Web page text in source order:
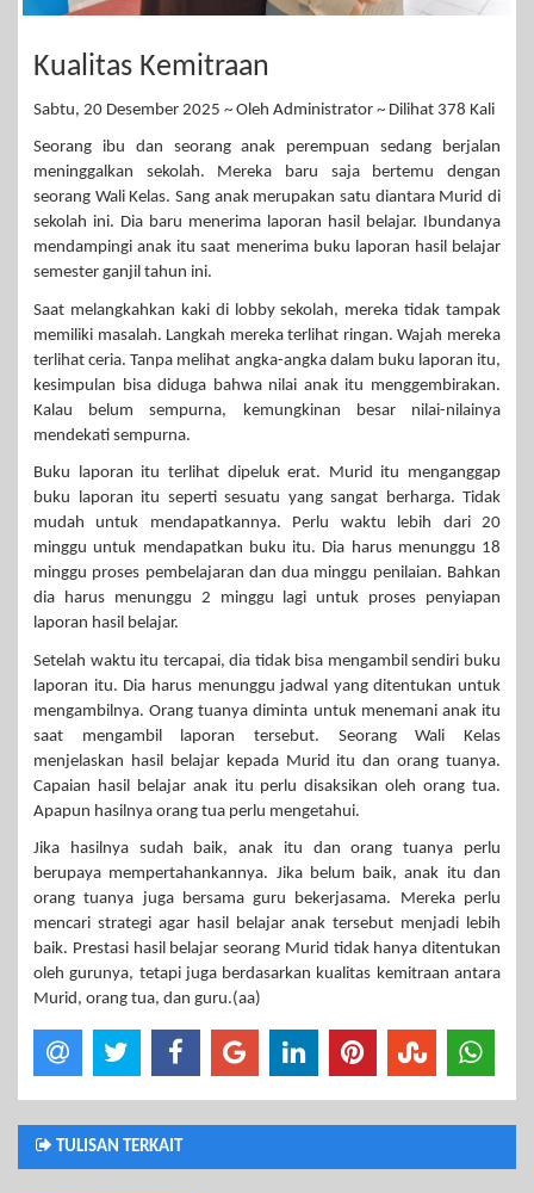
Kualitas Kemitraan
Sabtu, 20 Desember 2025 ~ Oleh Administrator ~ Dilihat 378 Kali
Seorang ibu dan seorang anak perempuan sedang berjalan
meninggalkan sekolah. Mereka baru saja bertemu dengan
seorang Wali Kelas. Sang anak merupakan satu diantara Murid di
sekolah ini. Dia baru menerima laporan hasil belajar. Ibundanya
mendampingi anak itu saat menerima buku laporan hasil belajar
semester ganjil tahun ini.
Saat melangkahkan kaki di lobby sekolah, mereka tidak tampak
memiliki masalah. Langkah mereka terlihat ringan. Wajah mereka
terlihat ceria. Tanpa melihat angka-angka dalam buku laporan itu,
kesimpulan bisa diduga bahwa nilai anak itu menggembirakan.
Kalau belum sempurna, kemungkinan besar nilai-nilainya
mendekati sempurna.
Buku laporan itu terlihat dipeluk erat. Murid itu menganggap
buku laporan itu seperti sesuatu yang sangat berharga. Tidak
mudah untuk mendapatkannya. Perlu waktu lebih dari 20
minggu untuk mendapatkan buku itu. Dia harus menunggu 18
minggu proses pembelajaran dan dua minggu penilaian. Bahkan
dia harus menunggu 2 minggu lagi untuk proses penyiapan
laporan hasil belajar.
Setelah waktu itu tercapai, dia tidak bisa mengambil sendiri buku
laporan itu. Dia harus menunggu jadwal yang ditentukan untuk
mengambilnya. Orang tuanya diminta untuk menemani anak itu
saat mengambil laporan tersebut. Seorang Wali Kelas
menjelaskan hasil belajar kepada Murid itu dan orang tuanya.
Capaian hasil belajar anak itu perlu disaksikan oleh orang tua.
Apapun hasilnya orang tua perlu mengetahui.
Jika hasilnya sudah baik, anak itu dan orang tuanya perlu
berupaya mempertahankannya. Jika belum baik, anak itu dan
orang tuanya juga bersama guru bekerjasama. Mereka perlu
mencari strategi agar hasil belajar anak tersebut menjadi lebih
baik. Prestasi hasil belajar seorang Murid tidak hanya ditentukan
oleh gurunya, tetapi juga berdasarkan kualitas kemitraan antara
Murid, orang tua, dan guru.(aa)
TULISAN TERKAIT